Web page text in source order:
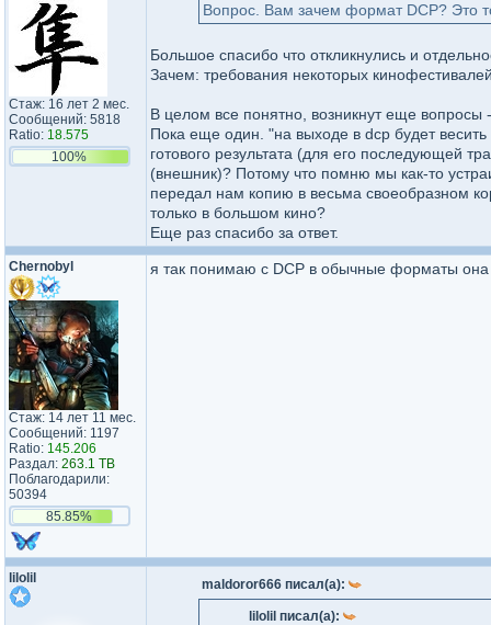
Стаж: 16 лет 2 мес.
Сообщений: 5818
Ratio: 18.575
100%
Вопрос. Вам зачем формат DCP? Это
Большое спасибо что откликнулись и
Зачем: требования некоторых
В целом все понятно, возникнут еще
Пока еще один. "на выходе в dcp будет
готового результата (для его последующей
(внешник)? Потому что помню мы как-то
передал нам копию в весьма своеобразном
только в большом кино?
Еще раз спасибо за ответ.
Chernobyl
Стаж: 14 лет 11 мес.
Сообщений: 1197
Ratio: 145.206
Раздал: 263.1 TB
Поблагодарили:
50394
85.85%
я так понимаю с DCP в обычные форматы она
lilolil maldoror666 писал(а):
lilolil писал(а):